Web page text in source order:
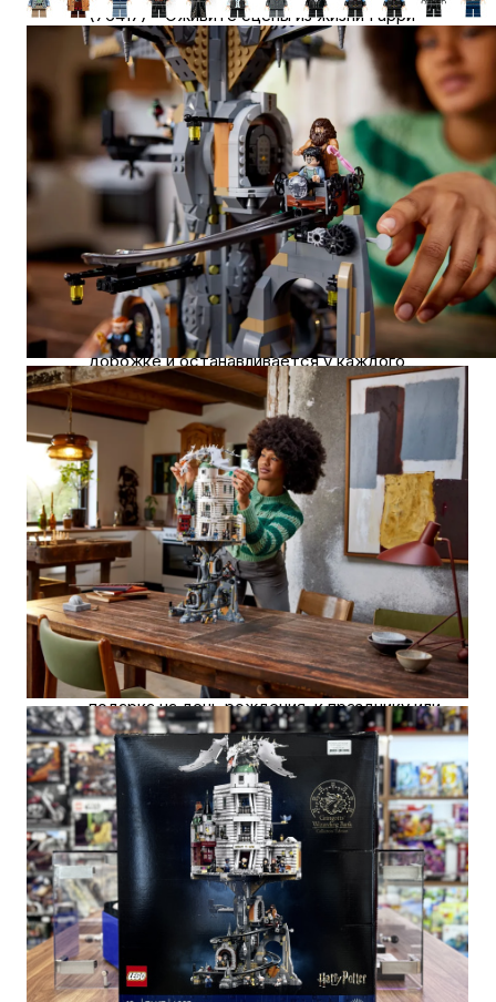
(76417) – Оживите сцены из жизни Гарри
Поттера в Гринготтсе™ Волшебный банк,
когда вы создаете штабелируемые модели
банка, 3 его хранилища и возможного
украинского железнобрюхого дракона
13 минифигурок LEGO® – 2 минифигурки
Гарри Поттера™, Рон Уизли™, Беллатрикс
Лестрейндж / Гермиона Грейнджер™,
Рубеус Хагрид™, Пожиратель смерти™,
Богрод, Грипхук, Рикберт, 2 гоблина и 2
охранника
Аутентичные элементы – тележка для
хранения, которая скользит по спиральной
дорожке и останавливается у каждого
хранилища., хранилище Беллатрикс (внутри
которого есть сюрприз), место для 3
минифигурок на спине дракона и многое
другое
Много интересного для изучения –
воссоздайте детализированное фойе и
мезонин банка и магазин "Волшебный
зверинец" по соседству
Идея подарка – Побалуйте себя или
подарите эту сборную модель из 4803
деталей взрослым поклонникам Гарри
Поттера™ и коллекционерам в качестве
подарка на день рождения, к празднику или
особого сюрприза
Соберите и покажите - размеры секции
банка Gringotts™ составляют более 14,5
дюймов (36 см) в высоту, 12,5 дюймов (32
см) в ширину и 10 дюймов (25 см) в глубину.
Размеры всех трех моделей вместе взятых
превышают 29,5 дюйма. (75 см) высотой
Стройте самостоятельно или в творческой
группе – пошаговые инструкции по сборке
смотрите в коробке и в приложении LEGO®